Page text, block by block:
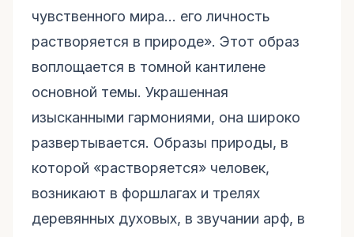
чувственного мира… его личность
растворяется в природе». Этот образ
воплощается в томной кантилене
основной темы. Украшенная
изысканными гармониями, она широко
развертывается. Образы природы, в
которой «растворяется» человек,
возникают в форшлагах и трелях
деревянных духовых, в звучании арф, в